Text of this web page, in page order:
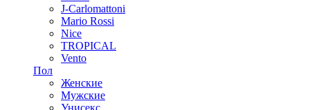
J-Carlomattoni
Mario Rossi
Nice
TROPICAL
Vento
Пол
Женские
Мужские
Унисекс